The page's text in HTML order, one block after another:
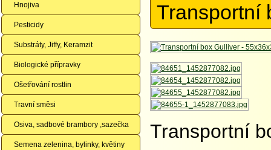
Hnojiva
Pesticidy
Substráty, Jiffy, Keramzit
Biologické přípravky
Ošetřování rostlin
Travní směsi
Osiva, sadbové brambory ,sazečka
Semena zelenina, bylinky, květiny
Transportní
Transportní